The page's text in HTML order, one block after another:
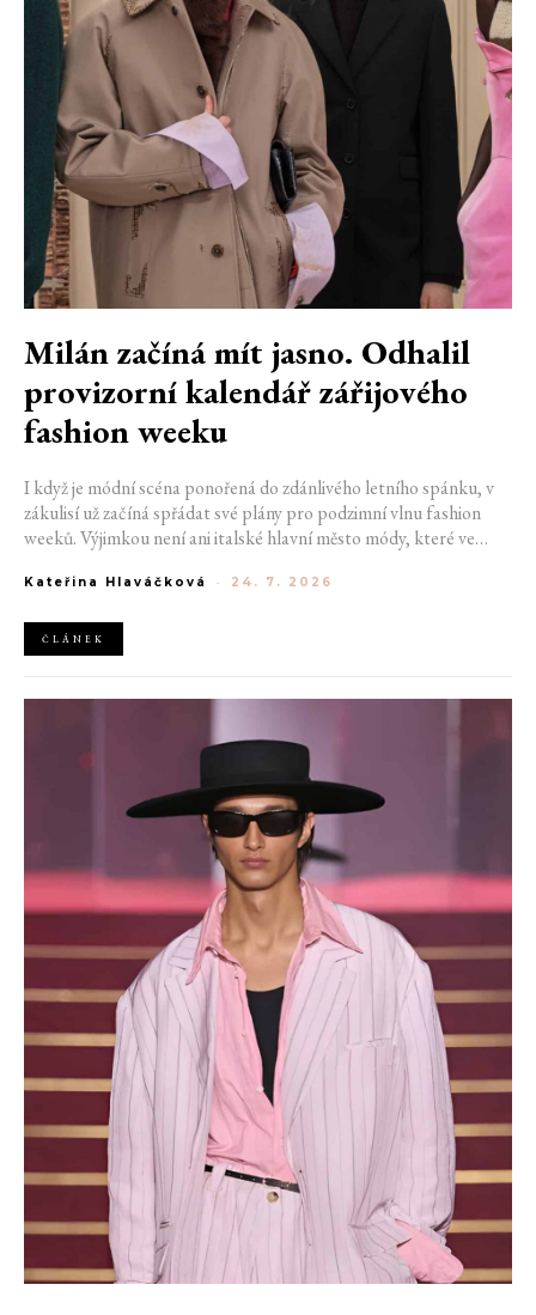
Milán začíná mít jasno. Odhalil
provizorní kalendář zářijového
fashion weeku
I když je módní scéna ponořená do zdánlivého letního spánku, v
zákulisí už začíná spřádat své plány pro podzimní vlnu fashion
weeků. Výjimkou není ani italské hlavní město módy, které ve
22. do 28. září přivítá tradiční jména, pozornost však zaměří
Moschino.
Kateřina Hlaváčková - 24. 7. 2026
ČLÁNEK